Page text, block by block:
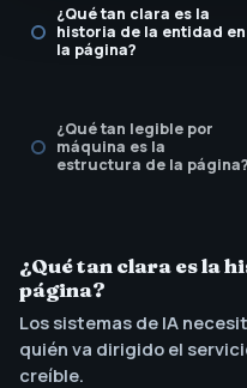
¿Qué tan clara es la
historia de la entidad en
la página?
¿Qué tan legible por
máquina es la
estructura de la página?
revisión para actualizar
y verificar
¿Qué tan clara es la
página?
Los sistemas de IA
quién va dirigido el
creíble.